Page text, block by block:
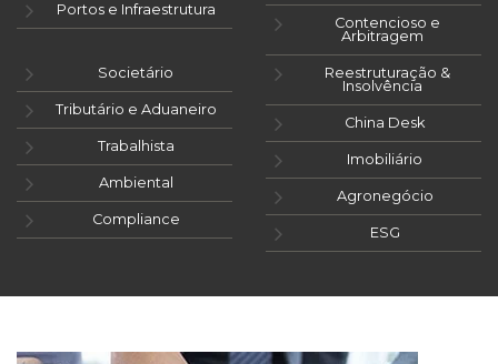
Portos e Infraestrutura
Contencioso e
Arbitragem
Societário
Tributário e Aduaneiro
Trabalhista
Ambiental
Compliance
Reestruturação &
Insolvência
China Desk
Imobiliário
Agronegócio
ESG